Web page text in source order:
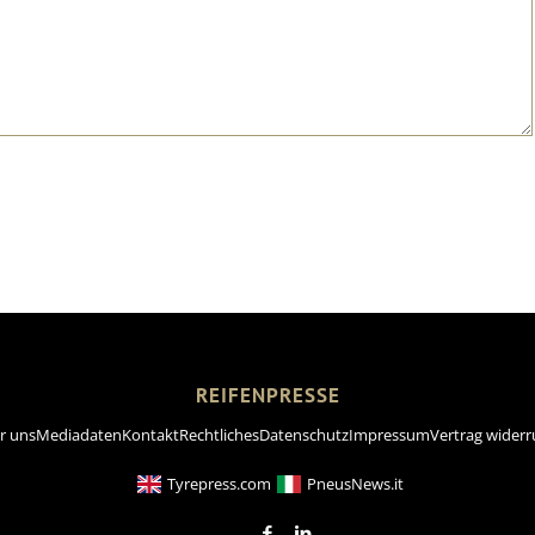
REIFENPRESSE
unsMediadatenKontaktRechtlichesDatenschutzImpressumVertrag
Tyrepress.com PneusNews.it